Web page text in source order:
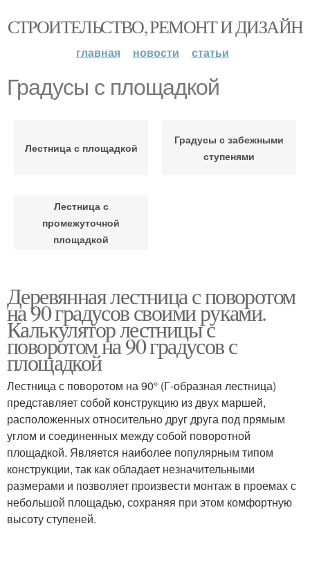
СТРОИТЕЛЬСТВО, РЕМОНТ И ДИЗАЙН
главная новости статьи
Градусы с площадкой
Лестница с площадкой
Градусы с забежными
ступенями
Лестница с
промежуточной
площадкой
Деревянная лестница с поворотом
на 90 градусов своими руками.
Калькулятор лестницы с
поворотом на 90 градусов с
площадкой
Лестница с поворотом на 90° (Г-образная лестница)
представляет собой конструкцию из двух маршей,
расположенных относительно друг друга под прямым
углом и соединенных между собой поворотной
площадкой. Является наиболее популярным типом
конструкции, так как обладает незначительными
размерами и позволяет произвести монтаж в проемах с
небольшой площадью, сохраняя при этом комфортную
высоту ступеней.